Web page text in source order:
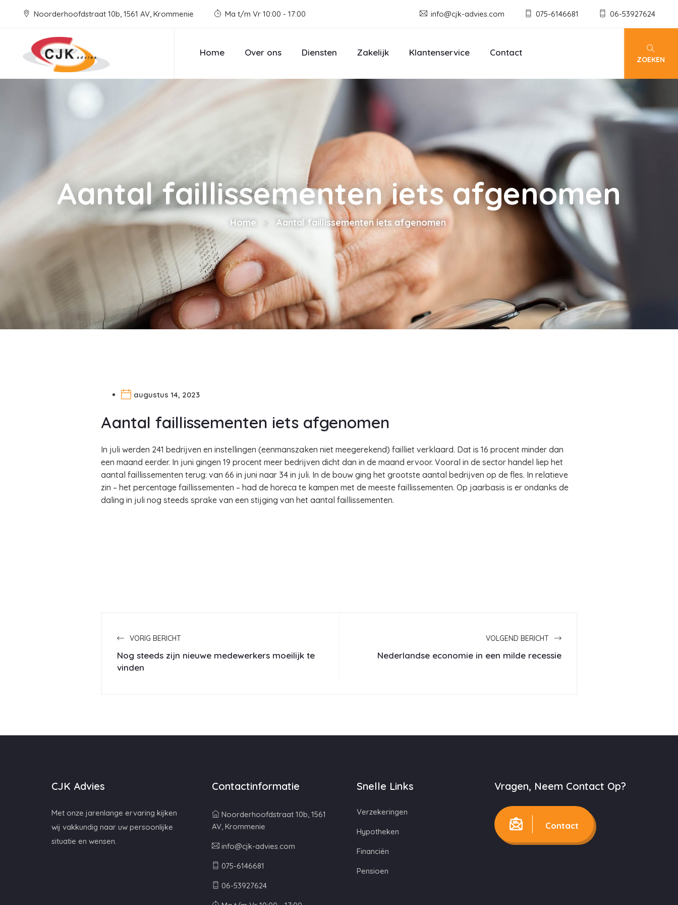
Noorderhoofdstraat 10b, 1561 AV, Krommenie Ma t/m Vr 10:00 - 17:00 info@cjk-advies.com 075-6146681 06-53927624
Home Over ons Diensten Zakelijk Klantenservice Contact
ZOEKEN
Aantal faillissementen iets afgenomen
Home Aantal faillissementen iets afgenomen
augustus 14, 2023
Aantal faillissementen iets afgenomen
In juli werden 241 bedrijven en instellingen (eenmanszaken niet meegerekend) failliet verklaard. Dat is 16 procent minder dan
een maand eerder. In juni gingen 19 procent meer bedrijven dicht dan in de maand ervoor. Vooral in de sector handel liep het
aantal faillissementen terug: van 66 in juni naar 34 in juli. In de bouw ging het grootste aantal bedrijven op de fles. In relatieve
zin – het percentage faillissementen – had de horeca te kampen met de meeste faillissementen. Op jaarbasis is er ondanks de
daling in juli nog steeds sprake van een stijging van het aantal faillissementen.
VORIG BERICHT
Nog steeds zijn nieuwe medewerkers moeilijk te
vinden
VOLGEND BERICHT
Nederlandse economie in een milde recessie
CJK Advies
Met onze jarenlange ervaring kijken
wij vakkundig naar uw persoonlijke
situatie en wensen.
Contactinformatie
Noorderhoofdstraat 10b, 1561
AV, Krommenie
info@cjk-advies.com
075-6146681
06-53927624
Snelle Links
Verzekeringen
Hypotheken
Financiën
Pensioen
Vragen, Neem Contact Op?
Contact